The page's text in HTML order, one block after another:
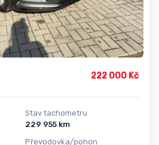
222 000 Kč
Stav tachometru
229 955 km
Převodovka/pohon